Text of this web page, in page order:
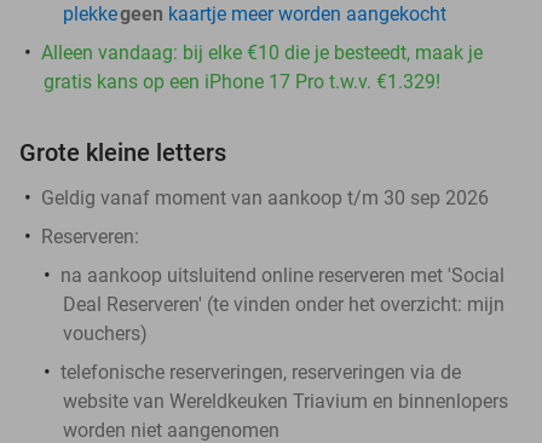
plekkegeen kaartje meer worden aangekocht
Alleen vandaag: bij elke €10 die je besteedt, maak je
gratis kans op een iPhone 17 Pro t.w.v. €1.329!
Grote kleine letters
Geldig vanaf moment van aankoop t/m 30 sep 2026
Reserveren:
na aankoop uitsluitend online reserveren met 'Social
Deal Reserveren' (te vinden onder het overzicht: mijn
vouchers)
telefonische reserveringen, reserveringen via de
website van Wereldkeuken Triavium en binnenlopers
worden niet aangenomen